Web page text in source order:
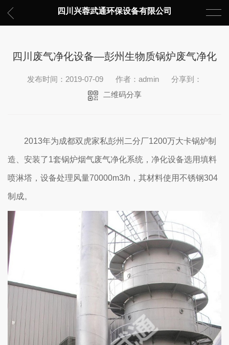
四川兴蓉武通环保设备有限公司
四川废气净化设备—彭州生物质锅炉废气净化
发布时间：2019-07-09 作者：admin
分享到：
二维码分享
2013年为成都双虎家私彭州二分厂1200万大卡锅炉制
造、安装了1套锅炉烟气废气净化系统，净化设备选用填料
喷淋塔，设备处理风量70000m3/h，其材料使用不锈钢304
制成。